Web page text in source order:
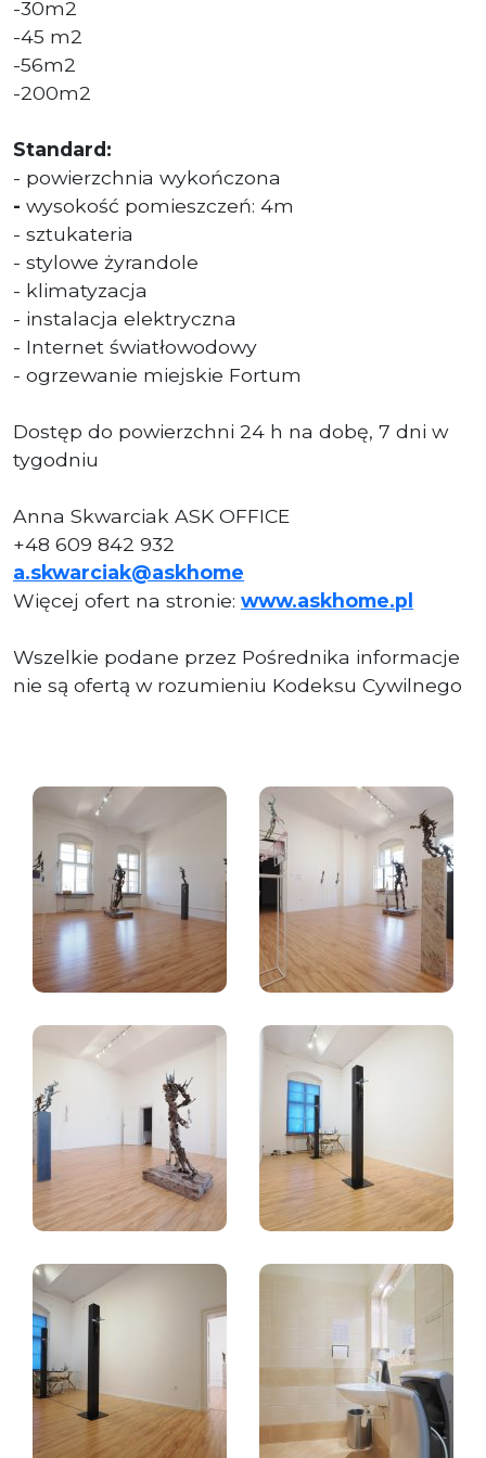
-30m2
-45 m2
-56m2
-200m2
Standard:
- powierzchnia wykończona
- wysokość pomieszczeń: 4m
- sztukateria
- stylowe żyrandole
- klimatyzacja
- instalacja elektryczna
- Internet światłowodowy
- ogrzewanie miejskie Fortum
Dostęp do powierzchni 24 h na dobę, 7 dni w
tygodniu
Anna Skwarciak ASK OFFICE
+48 609 842 932
a.skwarciak@askhome
Więcej ofert na stronie: www.askhome.pl
Wszelkie podane przez Pośrednika informacje
nie są ofertą w rozumieniu Kodeksu Cywilnego